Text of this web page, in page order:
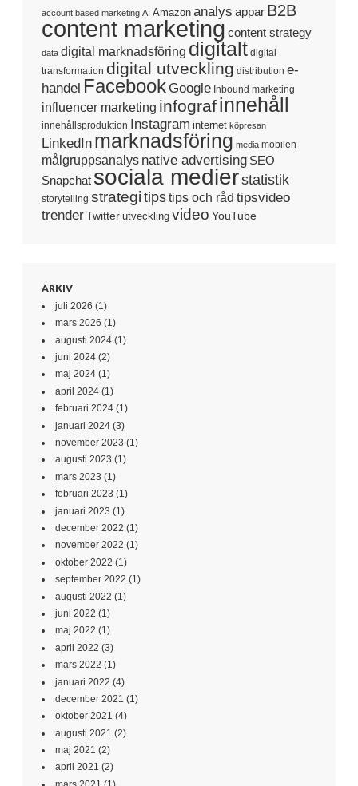
account based marketing AI Amazon analys appar B2B
content marketing content strategy
data digital marknadsföring digitalt digital
transformation digital utveckling distribution e-
handel Facebook Google Inbound marketing
influencer marketing infografinnehåll
innehållsproduktion Instagram internet köpresan
LinkedIn marknadsföring media mobilen
målgruppsanalys native advertising SEO
Snapchat sociala medierstatistik
storytelling strategi tipstips och råd tipsvideo
trenderTwitter utveckling video YouTube
ARKIV
juli 2026 (1)
mars 2026 (1)
augusti 2024 (1)
juni 2024 (2)
maj 2024 (1)
april 2024 (1)
februari 2024 (1)
januari 2024 (3)
november 2023 (1)
augusti 2023 (1)
mars 2023 (1)
februari 2023 (1)
januari 2023 (1)
december 2022 (1)
november 2022 (1)
oktober 2022 (1)
september 2022 (1)
augusti 2022 (1)
juni 2022 (1)
maj 2022 (1)
april 2022 (3)
mars 2022 (1)
januari 2022 (4)
december 2021 (1)
oktober 2021 (4)
augusti 2021 (2)
maj 2021 (2)
april 2021 (2)